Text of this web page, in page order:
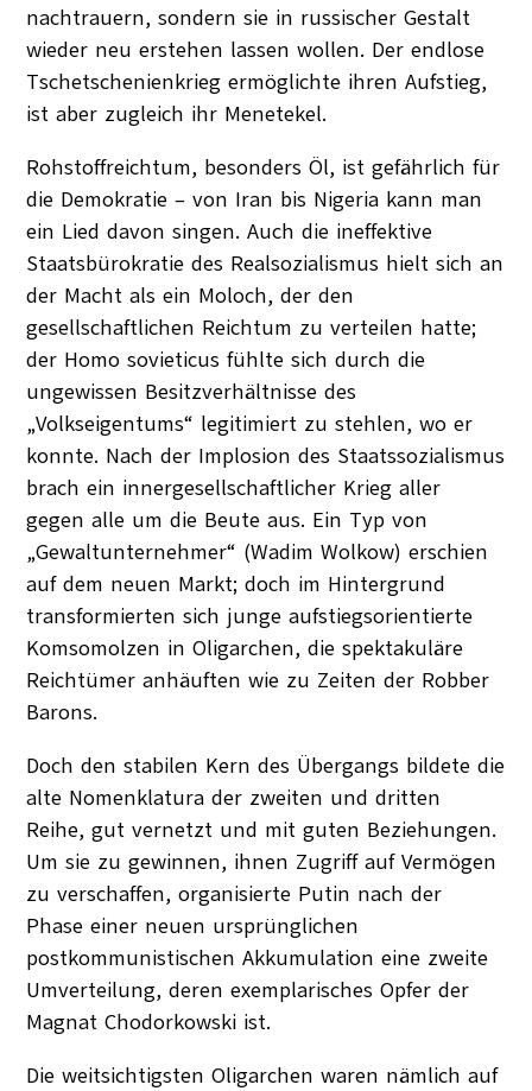
nachtrauern, sondern sie in russischer Gestalt
wieder neu erstehen lassen wollen. Der endlose
Tschetschenienkrieg ermöglichte ihren Aufstieg,
ist aber zugleich ihr Menetekel.
Rohstoffreichtum, besonders Öl, ist gefährlich für
die Demokratie – von Iran bis Nigeria kann man
ein Lied davon singen. Auch die ineffektive
Staatsbürokratie des Realsozialismus hielt sich an
der Macht als ein Moloch, der den
gesellschaftlichen Reichtum zu verteilen hatte;
der Homo sovieticus fühlte sich durch die
ungewissen Besitzverhältnisse des
„Volkseigentums“ legitimiert zu stehlen, wo er
konnte. Nach der Implosion des Staatssozialismus
brach ein innergesellschaftlicher Krieg aller
gegen alle um die Beute aus. Ein Typ von
„Gewaltunternehmer“ (Wadim Wolkow) erschien
auf dem neuen Markt; doch im Hintergrund
transformierten sich junge aufstiegsorientierte
Komsomolzen in Oligarchen, die spektakuläre
Reichtümer anhäuften wie zu Zeiten der Robber
Barons.
Doch den stabilen Kern des Übergangs bildete die
alte Nomenklatura der zweiten und dritten
Reihe, gut vernetzt und mit guten Beziehungen.
Um sie zu gewinnen, ihnen Zugriff auf Vermögen
zu verschaffen, organisierte Putin nach der
Phase einer neuen ursprünglichen
postkommunistischen Akkumulation eine zweite
Umverteilung, deren exemplarisches Opfer der
Magnat Chodorkowski ist.
Die weitsichtigsten Oligarchen waren nämlich auf